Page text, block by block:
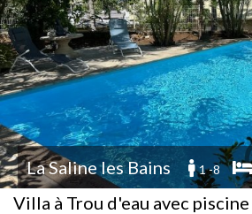
La Saline les Bains 1 -8
Villa à Trou d'eau avec